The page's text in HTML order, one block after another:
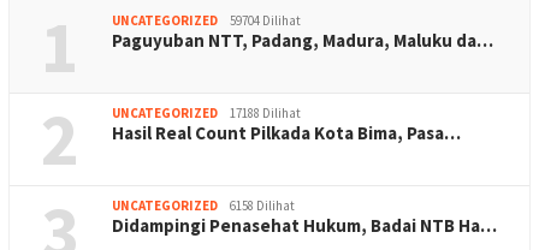
1 UNCATEGORIZED 59704 Dilihat
Paguyuban NTT, Padang, Madura, Maluku da…
2 UNCATEGORIZED 17188 Dilihat
Hasil Real Count Pilkada Kota Bima, Pasa…
3 UNCATEGORIZED 6158 Dilihat
Didampingi Penasehat Hukum, Badai NTB Ha…